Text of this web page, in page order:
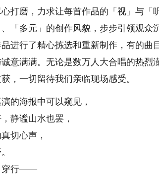
打磨，力求让每首作品的「视」与「
「多元」的创作风貌，步步引领观众
进行了精心拣选和重新制作，有的曲
意满满。无论是数万人大合唱的热
，一切留待我们亲临现场感受。
海报中可以窥见，
谧山水也罢，
切心声，
穿行——